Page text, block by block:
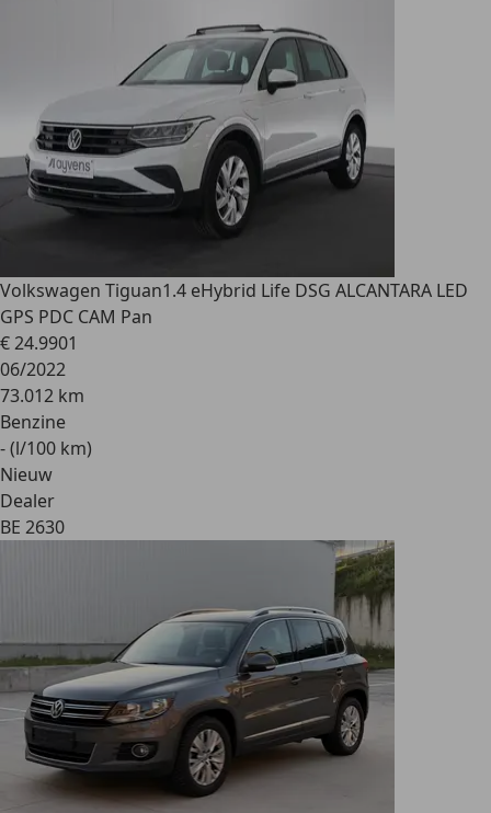
Volkswagen Tiguan1.4 eHybrid Life DSG ALCANTARA LED
GPS PDC CAM Pan
€ 24.9901
06/2022
73.012 km
Benzine
- (l/100 km)
Nieuw
Dealer
BE 2630